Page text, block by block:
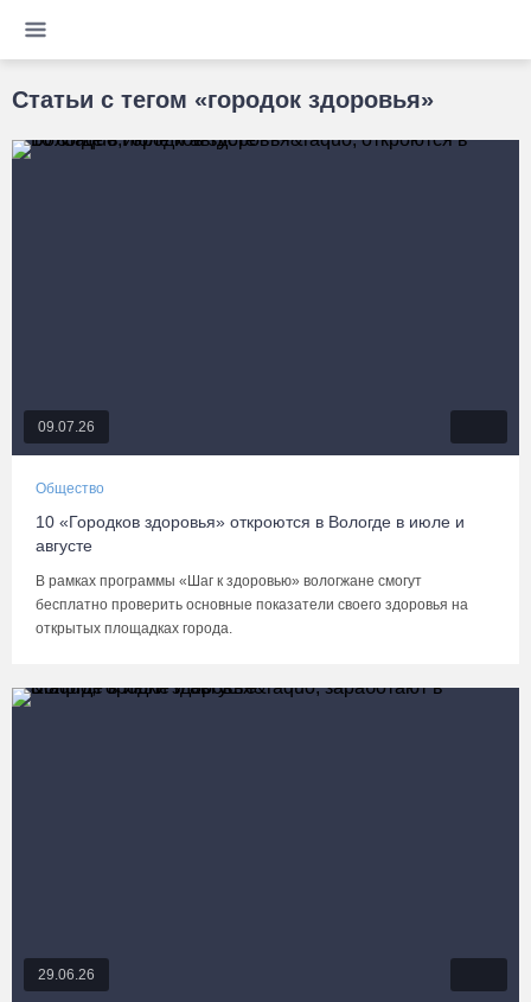
Статьи с тегом «городок здоровья»
09.07.26
Общество
10 «Городков здоровья» откроются в Вологде в июле и
августе
В рамках программы «Шаг к здоровью» вологжане смогут
бесплатно проверить основные показатели своего здоровья на
открытых площадках города.
29.06.26